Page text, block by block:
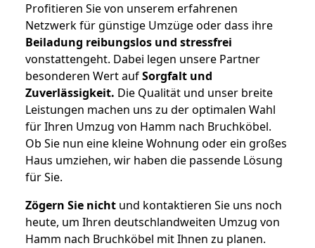
Profitieren Sie von unserem erfahrenen
Netzwerk für günstige Umzüge oder dass ihre
Beiladung reibungslos und stressfrei
vonstattengeht. Dabei legen unsere Partner
besonderen Wert aufSorgfalt und
Zuverlässigkeit. Die Qualität und unser breite
Leistungen machen uns zu der optimalen Wahl
für Ihren Umzug von Hamm nach Bruchköbel.
Ob Sie nun eine kleine Wohnung oder ein großes
Haus umziehen, wir haben die passende Lösung
für Sie.
Zögern Sie nicht und kontaktieren Sie uns noch
heute, um Ihren deutschlandweiten Umzug von
Hamm nach Bruchköbel mit Ihnen zu planen.